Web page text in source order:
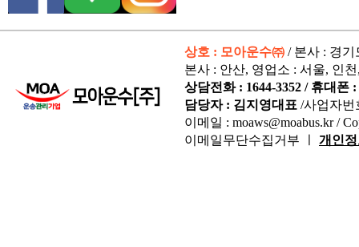
상호 : 모아운수㈜ / 본사 : 경기
본사 : 안산, 영업소 : 서울, 인
상담전화 : 1644-3352 / 휴대폰
담당자 : 김지영대표 /사업자번
이메일 : moaws@moabus.kr /
이메일무단수집거부 ㅣ 개인